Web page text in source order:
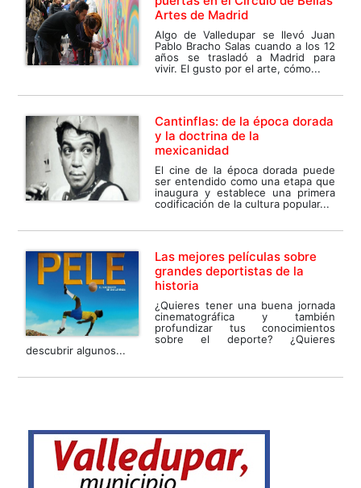
Artes de Madrid
Algo de Valledupar se llevó Juan
Pablo Bracho Salas cuando a los 12
años se trasladó a Madrid para
vivir. El gusto por el arte, cómo...
Cantinflas: de la época dorada
y la doctrina de la
mexicanidad
El cine de la época dorada puede
ser entendido como una etapa que
inaugura y establece una primera
codificación de la cultura popular...
Las mejores películas sobre
grandes deportistas de la
historia
¿Quieres tener una buena jornada
cinematográfica y también
profundizar tus conocimientos
sobre el deporte? ¿Quieres
descubrir algunos...